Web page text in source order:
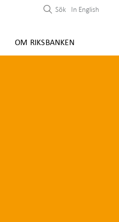
OM RIKSBANKEN
Sök In English